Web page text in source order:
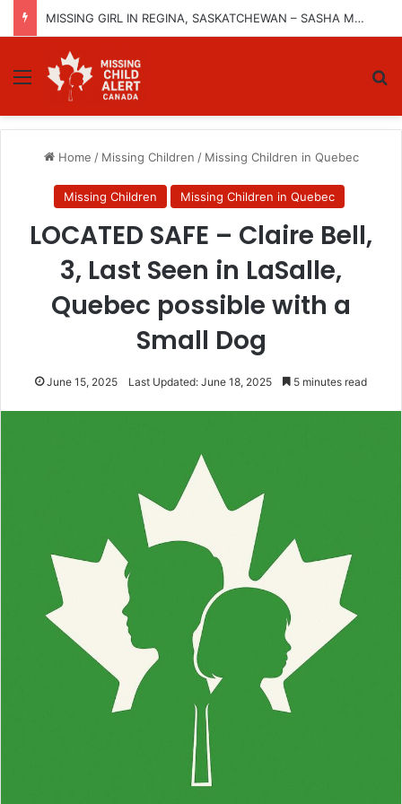
MISSING GIRL IN REGINA, SASKATCHEWAN – SASHA MARCIA MORIN, 15 – LAST SEEN SEPTEMBER 5, 2025
Menu
Home / Missing Children / Missing Children in Quebec
Missing Children Missing Children in Quebec
LOCATED SAFE – Claire Bell,
3, Last Seen in LaSalle,
Quebec possible with a
Small Dog
June 15, 2025 Last Updated: June 18, 2025 5 minutes read